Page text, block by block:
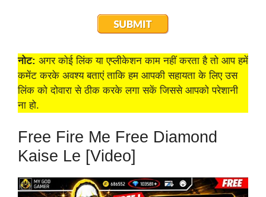
नोट: अगर कोई लिंक या एप्लीकेशन काम नहीं करता है तो आप हमें
कमेंट करके अवश्य बताएं ताकि हम आपकी सहायता के लिए उस
लिंक को दोवारा से ठीक करके लगा सकें जिससे आपको परेशानी
ना हो.
Free Fire Me Free Diamond
Kaise Le [Video]